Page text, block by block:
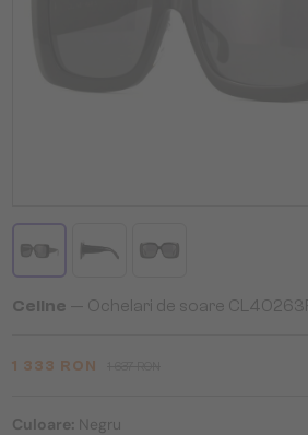
Celine — Ochelari de soare
1 333 RON
Culoare: Negru